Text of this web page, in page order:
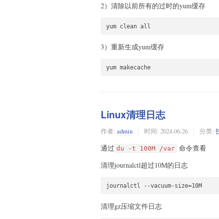
2）清除以前所有的过时的yum缓存
3）重新生成yum缓存
yum makecache
Linux清理日志
作者: admin 时间: 2024-06-26 分类:
通过 du -t 100M /var 命令查看
清理journalctl超过10M的日志
清理gz压缩文件日志